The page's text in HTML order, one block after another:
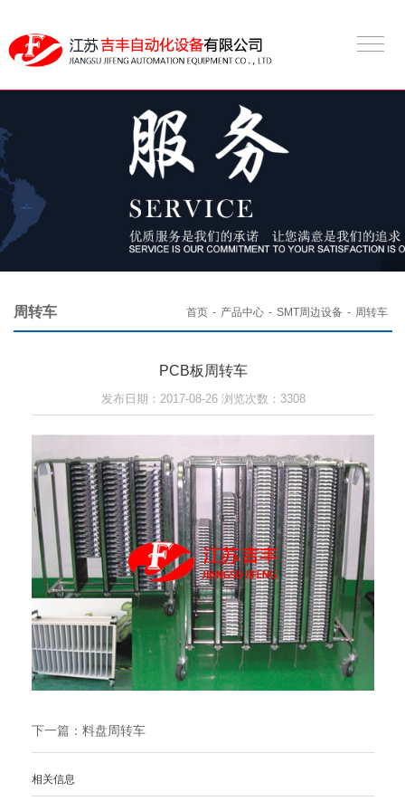
首页 - 产品中心 - SMT周边设备 - 周转车
周转车
PCB板周转车
发布日期：2017-08-26 浏览次数：3308
下一篇： 料盘周转车
相关信息